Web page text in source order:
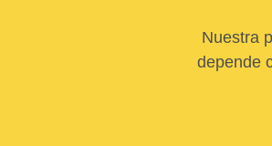
Nuestra
depende